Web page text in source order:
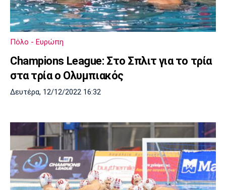
Πόλο - Ευρώπη
Champions League: Στο Σπλιτ για το τρία
στα τρία ο Ολυμπιακός
Δευτέρα, 12/12/2022 16:32